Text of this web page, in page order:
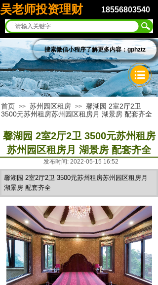
吴老师投资理财 18556803540
搜索微信小程序了解更多内容：gphztz
首页 >> 苏州园区租房 >> 馨湖园 2室2厅2卫
3500元苏州租房苏州园区租房月 湖景房 配套齐全
馨湖园 2室2厅2卫 3500元苏州租房
苏州园区租房月 湖景房 配套齐全
发布时间: 2022-05-15 16:52
馨湖园 2室2厅2卫 3500元苏州租房苏州园区租房月
湖景房 配套齐全